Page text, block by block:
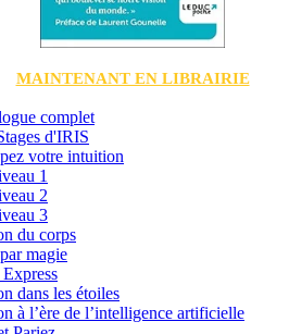
MAINTENANT EN LIBRAIRIE
complet
d'IRIS
votre intuition
1
2
3
du corps
magie
dans les étoiles
à l’ère de l’intelligence artificielle